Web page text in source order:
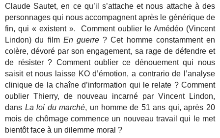
Claude Sautet, en ce qu’il s’attache et nous attache à des
personnages qui nous accompagnent après le générique de
fin, qui « existent ». Comment oublier le Amédéo (Vincent
Lindon) du film En guerre? Cet homme constamment en
colère, dévoré par son engagement, sa rage de défendre et
de résister ? Comment oublier ce dénouement qui nous
saisit et nous laisse KO d’émotion, a contrario de l’analyse
clinique de la chaîne d’information qui le relate ? Comment
oublier Thierry, de nouveau incarné par Vincent Lindon,
dans La loi du marché, un homme de 51 ans qui, après 20
mois de chômage commence un nouveau travail qui le met
bientôt face à un dilemme moral ?